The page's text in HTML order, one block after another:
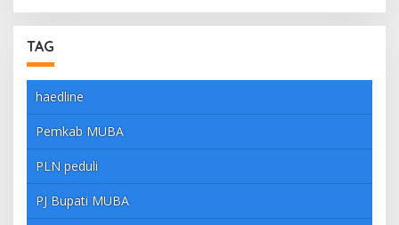
TAG
haedline
Pemkab MUBA
PLN peduli
PJ Bupati MUBA